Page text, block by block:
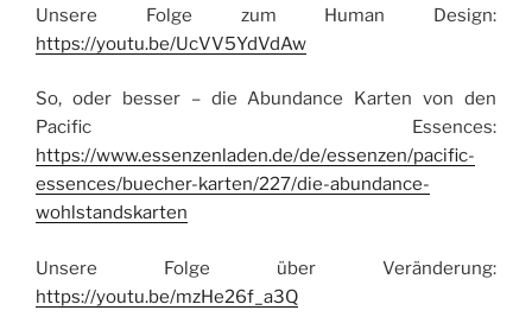
Unsere Folge zum Human Design:
https://youtu.be/UcVV5YdVdAw
So, oder besser – die Abundance Karten von den
Pacific Essences:
https://www.essenzenladen.de/de/essenzen/pacific-
essences/buecher-karten/227/die-abundance-
wohlstandskarten
Unsere Folge über Veränderung:
https://youtu.be/mzHe26f_a3Q